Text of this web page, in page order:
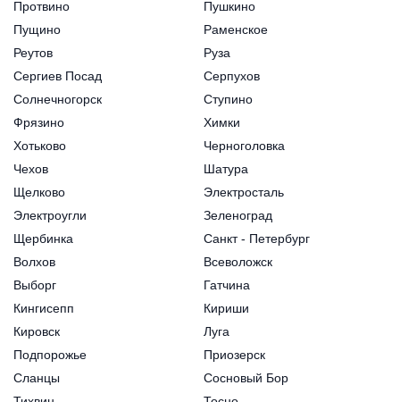
Протвино
Пушкино
Пущино
Раменское
Реутов
Руза
Сергиев Посад
Серпухов
Солнечногорск
Ступино
Фрязино
Химки
Хотьково
Черноголовка
Чехов
Шатура
Щелково
Электросталь
Электроугли
Зеленоград
Щербинка
Санкт - Петербург
Волхов
Всеволожск
Выборг
Гатчина
Кингисепп
Кириши
Кировск
Луга
Подпорожье
Приозерск
Сланцы
Сосновый Бор